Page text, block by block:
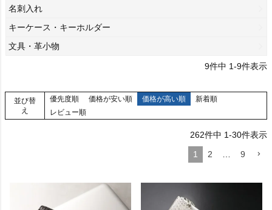
名刺入れ
キーケース・キーホルダー
文具・革小物
9件中 1-9件表示
並び替
え
優先度順 価格が安い順 価格が高い順
新着順
レビュー順
262件中 1-30件表示
1
2 9